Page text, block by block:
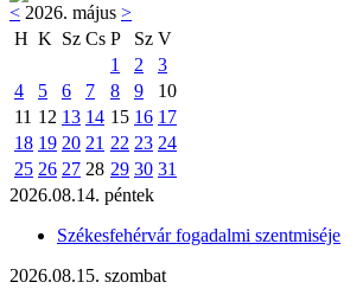
< 2026. május >
H K Sz Cs P Sz V
1
2
3
4
5 6 7 8 9
10
11 12 13 14 15 16 17
18 19 20 21 22 23 24
25 26 27 28 29 30 31
2026.08.14. péntek
Székesfehérvár fogadalmi szentmiséje
2026.08.15. szombat